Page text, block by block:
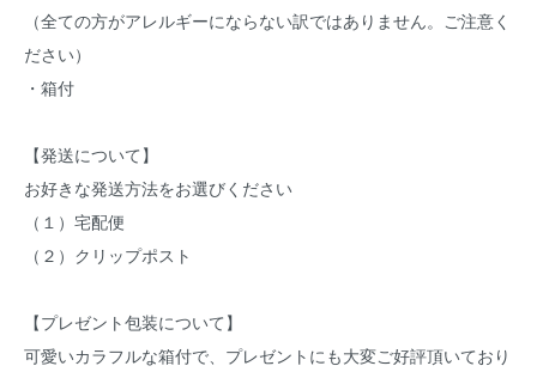
（全ての方がアレルギーにならない訳ではありません。ご注意く
ださい）
・箱付
【発送について】
お好きな発送方法をお選びください
（１）宅配便
（２）クリップポスト
【プレゼント包装について】
可愛いカラフルな箱付で、プレゼントにも大変ご好評頂いており